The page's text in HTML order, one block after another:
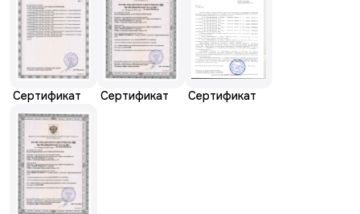
Сертификат Сертификат Сертификат